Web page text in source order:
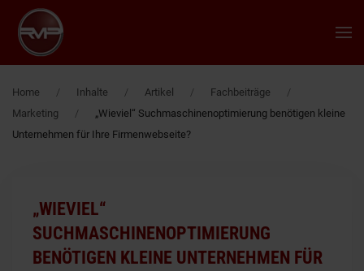
Zum Hauptinhalt springen
Home Inhalte Artikel
Fachbeiträge
Marketing
„Wieviel“ Suchmaschinenoptimierung benötigen kleine
Unternehmen für Ihre Firmenwebseite?
„WIEVIEL“
SUCHMASCHINENOPTIMIERUNG
BENÖTIGEN KLEINE UNTERNEHMEN FÜR